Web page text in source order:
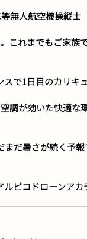
無人航空機操縦士
これまでもご家
で1日目のカリキ
調が効いた快適
だ暑さが続く予
ピコドローンアカ